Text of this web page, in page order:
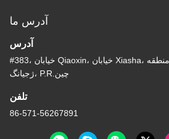
آدرس ما
آدرس
#383، خیابان Qiaoxin، خیابان Xiasha، منطقه Qiantang، Hangzhou،
ژجیانگ، P.R.چین
تلفن
86-571-56267891